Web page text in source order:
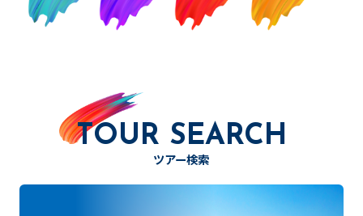
TOUR SEARCH
ツアー検索